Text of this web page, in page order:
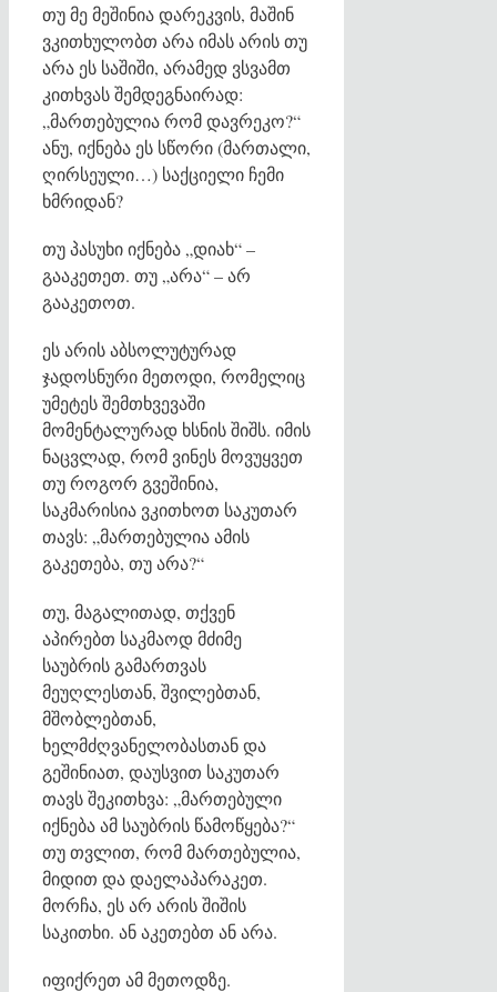
თუ მე მეშინია დარეკვის, მაშინ
ვკითხულობთ არა იმას არის თუ
არა ეს საშიში, არამედ ვსვამთ
კითხვას შემდეგნაირად:
„მართებულია რომ დავრეკო?“
ანუ, იქნება ეს სწორი (მართალი,
ღირსეული…) საქციელი ჩემი
ხმრიდან?
თუ პასუხი იქნება „დიახ“ –
გააკეთეთ. თუ „არა“ – არ
გააკეთოთ.
ეს არის აბსოლუტურად
ჯადოსნური მეთოდი, რომელიც
უმეტეს შემთხვევაში
მომენტალურად ხსნის შიშს. იმის
ნაცვლად, რომ ვინეს მოვუყვეთ
თუ როგორ გვეშინია,
საკმარისია ვკითხოთ საკუთარ
თავს: „მართებულია ამის
გაკეთება, თუ არა?“
თუ, მაგალითად, თქვენ
აპირებთ საკმაოდ მძიმე
საუბრის გამართვას
მეუღლესთან, შვილებთან,
მშობლებთან,
ხელმძღვანელობასთან და
გეშინიათ, დაუსვით საკუთარ
თავს შეკითხვა: „მართებული
იქნება ამ საუბრის წამოწყება?“
თუ თვლით, რომ მართებულია,
მიდით და დაელაპარაკეთ.
მორჩა, ეს არ არის შიშის
საკითხი. ან აკეთებთ ან არა.
იფიქრეთ ამ მეთოდზე.